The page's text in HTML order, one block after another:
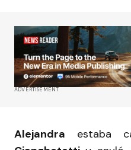
ADVERTISEMENT
Alejandra estaba